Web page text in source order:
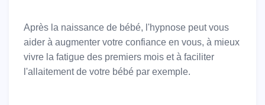
Après la naissance de bébé, l'hypnose peut vous
aider à augmenter votre confiance en vous, à mieux
vivre la fatigue des premiers mois et à faciliter
l'allaitement de votre bébé par exemple.